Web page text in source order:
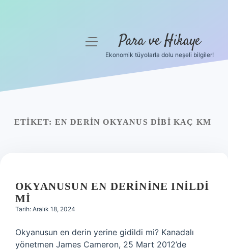
Yasal Uyarı
menüyü
Para ve Hikaye
Ekonomik tüyolarla dolu neşeli bilgiler!
ETIKET: EN DERIN OKYANUS DIBI KAÇ KM
OKYANUSUN EN DERININE INILDI
MI
Tarih: Aralık 18, 2024
Okyanusun en derin yerine gidildi mi? Kanadalı
yönetmen James Cameron, 25 Mart 2012’de